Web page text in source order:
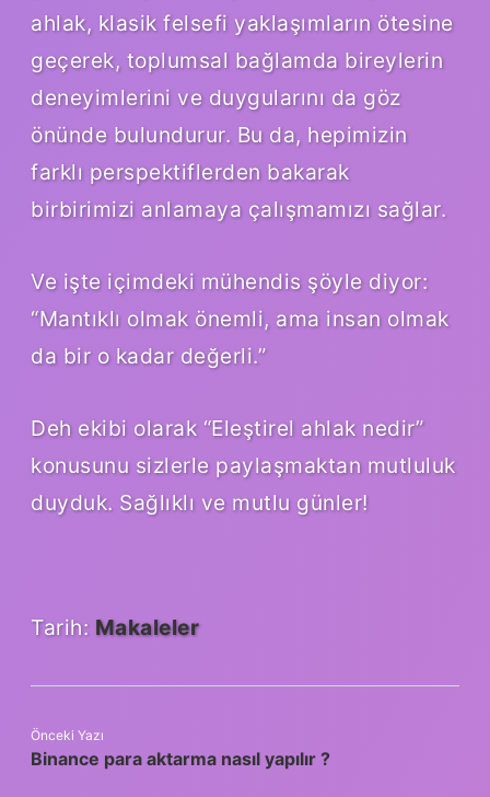
ahlak, klasik felsefi yaklaşımların ötesine
geçerek, toplumsal bağlamda bireylerin
deneyimlerini ve duygularını da göz
önünde bulundurur. Bu da, hepimizin
farklı perspektiflerden bakarak
birbirimizi anlamaya çalışmamızı sağlar.
Ve işte içimdeki mühendis şöyle diyor:
“Mantıklı olmak önemli, ama insan olmak
da bir o kadar değerli.”
Deh ekibi olarak “Eleştirel ahlak nedir”
konusunu sizlerle paylaşmaktan mutluluk
duyduk. Sağlıklı ve mutlu günler!
Tarih: Makaleler
Önceki Yazı
Binance para aktarma nasıl yapılır ?